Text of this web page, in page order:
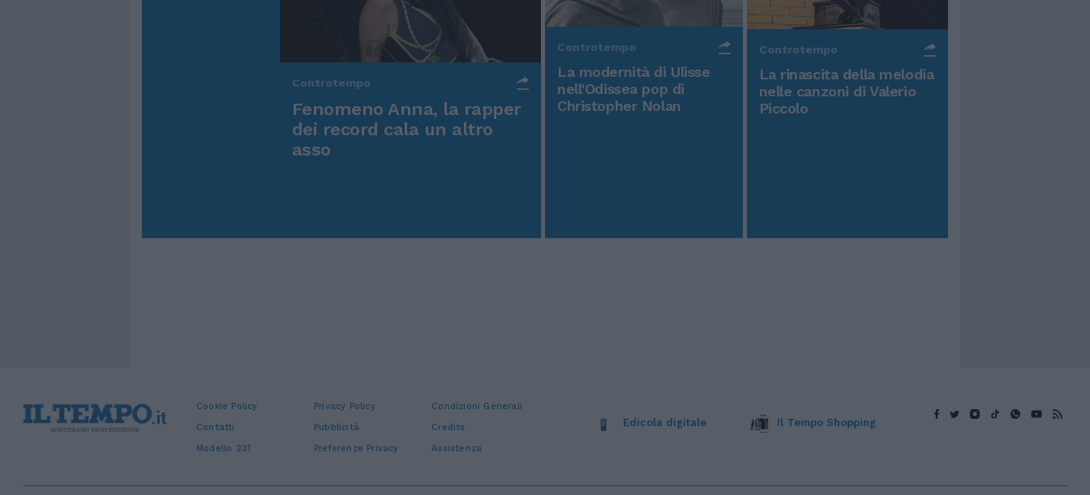
Controtempo
Fenomeno Anna, la rapper
dei record cala un altro
asso
Controtempo
La modernità di Ulisse
nell'Odissea pop di
Christopher Nolan
Controtempo
La rinascita della melodia
nelle canzoni di Valerio
Piccolo
Cookie Policy Privacy Policy
Condizioni Generali
Contatti
Pubblicità
Credits
Modello 231
Preferenze Privacy Assistenza
Edicola digitale Il Tempo Shopping